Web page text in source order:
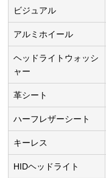
ビジュアル
アルミホイール
ヘッドライトウォッシ
ャー
革シート
ハーフレザーシート
キーレス
HIDヘッドライト